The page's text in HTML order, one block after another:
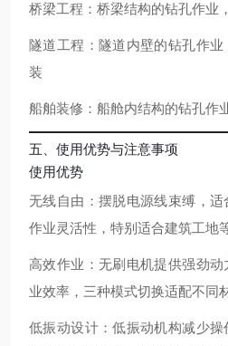
桥梁工程：桥梁结构的钻孔作业
隧道工程：隧道内壁的钻孔作
装
船舶装修：船舱内结构的钻孔作
五、使用优势与注意事项
使用优势
无线自由：摆脱电源线束缚，
作业灵活性，特别适合建筑工地
高效作业：无刷电机提供强劲
业效率，三种模式切换适配不同
低振动设计：低振动机构减少